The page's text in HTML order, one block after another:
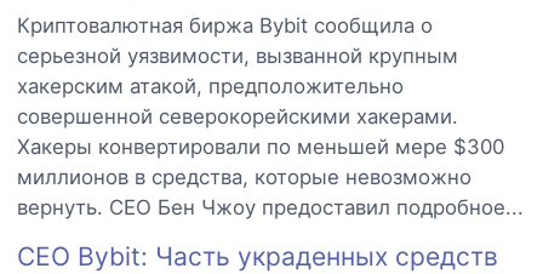
Криптовалютная биржа Bybit сообщила о
серьезной уязвимости, вызванной крупным
хакерским атакой, предположительно
совершенной северокорейскими хакерами.
Хакеры конвертировали по меньшей мере $300
миллионов в средства, которые невозможно
вернуть. CEO Бен Чжоу предоставил подробное...
CEO Bybit: Часть украденных средств